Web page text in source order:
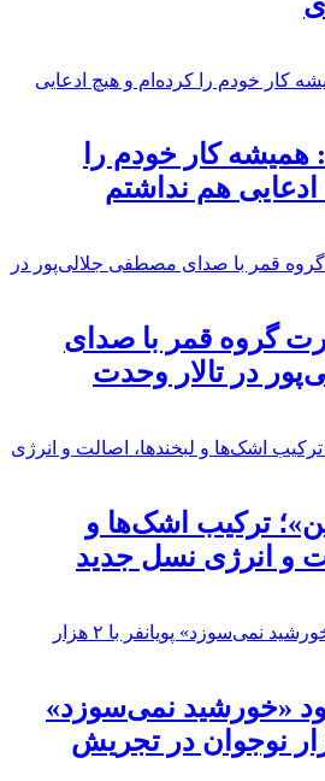
کار خودم را
هم نداشتم
گروه قمر با صدای
در تالار وحدت
ترکیب اشک‌ها و
و انرژی نسل جدید
«خورشید نمی‌سوزد»